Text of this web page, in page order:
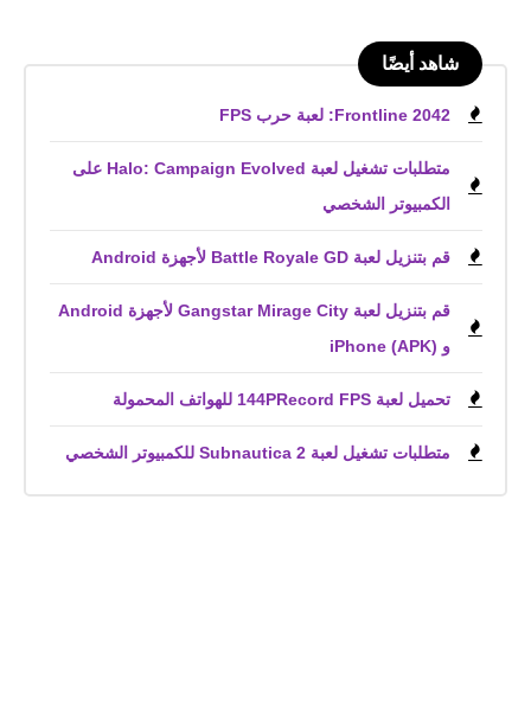
شاهد أيضًا
Frontline 2042: لعبة حرب FPS
متطلبات تشغيل لعبة Halo: Campaign Evolved على
الكمبيوتر الشخصي
قم بتنزيل لعبة Battle Royale GD لأجهزة Android
قم بتنزيل لعبة Gangstar Mirage City لأجهزة Android
و iPhone (APK)
تحميل لعبة 144PRecord FPS للهواتف المحمولة
متطلبات تشغيل لعبة Subnautica 2 للكمبيوتر الشخصي